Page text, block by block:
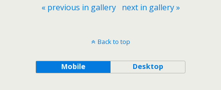
« previous in gallery next in gallery »
Back to top
Mobile Desktop